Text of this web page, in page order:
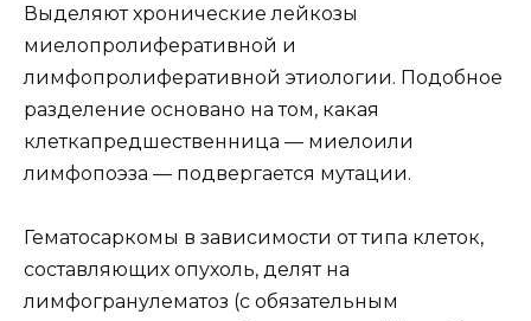
Выделяют хронические лейкозы
миелопролиферативной и
лимфопролиферативной этиологии. Подобное
разделение основано на том, какая
клеткапредшественница — миелоили
лимфопоэза — подвергается мутации.
Гематосаркомы в зависимости от типа клеток,
составляющих опухоль, делят на
лимфогранулематоз (с обязательным